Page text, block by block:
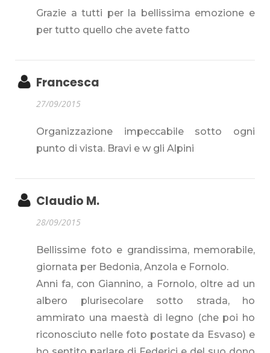
Grazie a tutti per la bellissima emozione e
per tutto quello che avete fatto
Francesca
27/09/2015
Organizzazione impeccabile sotto ogni
punto di vista. Bravi e w gli Alpini
Claudio M.
28/09/2015
Bellissime foto e grandissima, memorabile,
giornata per Bedonia, Anzola e Fornolo.
Anni fa, con Giannino, a Fornolo, oltre ad un
albero plurisecolare sotto strada, ho
ammirato una maestà di legno (che poi ho
riconosciuto nelle foto postate da Esvaso) e